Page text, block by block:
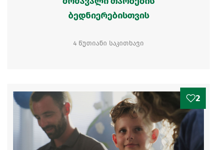
ბედნიერებისთვის
4 წუთიანი საკითხავი
2